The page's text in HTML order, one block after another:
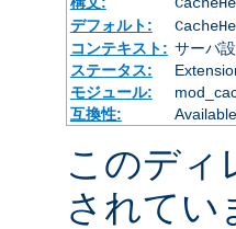
デフォルト:
コンテキスト: サーバ
ステータス:
モジュール:
互換性:
このディ
されてい